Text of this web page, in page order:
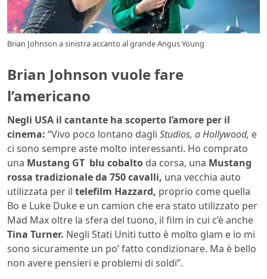
Brian Johnson a sinistra accanto al grande Angus Young
Brian Johnson vuole fare
l’americano
Negli USA il cantante ha scoperto l’amore per il
cinema: “Vivo poco lontano dagli Studios, a Hollywood, e
ci sono sempre aste molto interessanti. Ho comprato
una Mustang GT blu cobalto da corsa, una Mustang
rossa tradizionale da 750 cavalli, una vecchia auto
utilizzata per il telefilm Hazzard, proprio come quella
Bo e Luke Duke e un camion che era stato utilizzato per
Mad Max oltre la sfera del tuono, il film in cui c’è anche
Tina Turner. Negli Stati Uniti tutto è molto glam e io mi
sono sicuramente un po’ fatto condizionare. Ma è bello
non avere pensieri e problemi di soldi”.